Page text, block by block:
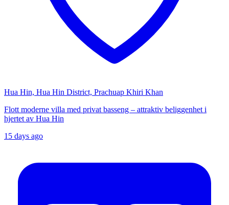
Hua Hin, Hua Hin District, Prachuap Khiri Khan
Flott moderne villa med privat basseng – attraktiv beliggenhet i
hjertet av Hua Hin
15 days ago